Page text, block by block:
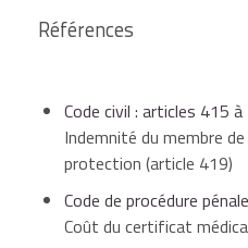
ou d'une
charge du majeur à
avancé par l'État si le
procureur de la République
tutelles.
Si la mesure a été confiée à
gratuit.
Toutefois, le juge des
peut autoriser, selon
la difficulté d'exercer la
Références
Code civil : articles 415
Indemnité du membre
protection (article 419)
Code de procédure
Coût du certificat